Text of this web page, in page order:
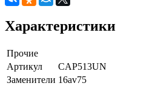
Характеристики
Прочие
Артикул
CAP513UN
Заменители 16av75